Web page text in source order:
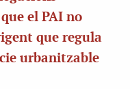
el PAI no
que regula
urbanitzable